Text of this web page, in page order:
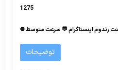
1275
رندوم اینستاگرام 💬 سرعت متوسط ⛔
توضیحات